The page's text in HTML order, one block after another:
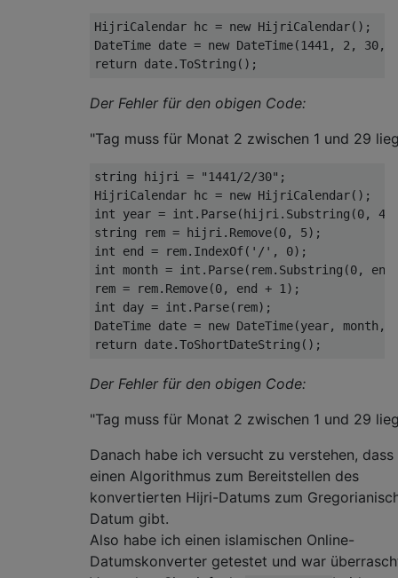
HijriCalendar hc = new HijriCalendar();
DateTime date = new DateTime(1441 , 2 , 30,
return date.ToString ();
Der Fehler für den obigen Code:
"Tag muss für Monat 2 zwischen 1 und 29
string hijri = "1441/2/30" ;
HijriCalendar hc = new HijriCalendar();
int year = int . Parse( hijri . Substring (0, 4
string rem = hijri . Remove(0, 5);
int end = rem. IndexOf( '/' , 0);
int month = int . Parse( rem. Substring (0, end
rem = rem. Remove(0, end + 1 );
int day = int . Parse( rem);
DateTime date = new DateTime(year, month ,
return date.ToShortDateString ();
Der Fehler für den obigen Code:
"Tag muss für Monat 2 zwischen 1 und 29
Danach habe ich versucht zu verstehen, dass
einen Algorithmus zum Bereitstellen des
konvertierten Hijri-Datums zum
Datum gibt.
Also habe ich einen islamischen Online-
Datumskonverter getestet und war